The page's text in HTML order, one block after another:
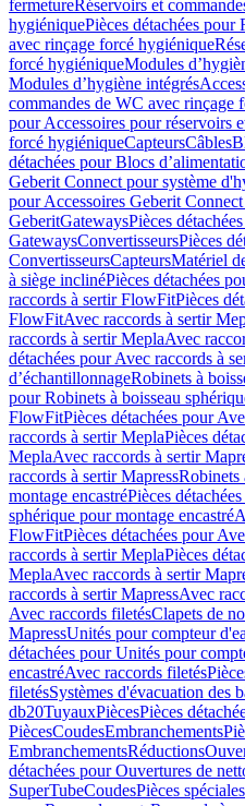
fermetureRéservoirs et
hygiéniquePièces détachées pour
avec rinçage forcé hygiénique
forcé hygiéniqueModules
Modules d’hygiène intégrés
commandes de WC avec rinçage
pour Accessoires pour réservoirs
forcé hygiéniqueCapteursCâbles
détachées pour Blocs
Geberit Connect pour système
pour Accessoires Geberit
GeberitGatewaysPièces
GatewaysConvertisseursPièces
ConvertisseursCapteursMatériel
à siège inclinéPièces détachées
raccords à sertir FlowFitPièces
FlowFitAvec raccords à sertir
raccords à sertir MeplaAvec
détachées pour Avec raccords à
d’échantillonnageRobinets à
pour Robinets à boisseau
FlowFitPièces détachées pour
raccords à sertir MeplaPièces
MeplaAvec raccords à sertir
raccords à sertir MapressRobinets
montage encastréPièces
sphérique pour montage encastré
FlowFitPièces détachées pour
raccords à sertir MeplaPièces
MeplaAvec raccords à sertir
raccords à sertir MapressAvec
Avec raccords filetésClapets de
MapressUnités pour compteur
détachées pour Unités pour
encastréAvec raccords filetés
filetésSystèmes d'évacuation des
db20TuyauxPiècesPièces
PiècesCoudesEmbranchements
EmbranchementsRéductions
détachées pour Ouvertures de
SuperTubeCoudesPièces spéciales